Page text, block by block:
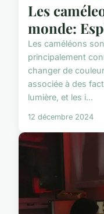
Les
monde:
Les caméléons
principalement
changer de
associée à des
lumière, et les i...
12 décembre 2024